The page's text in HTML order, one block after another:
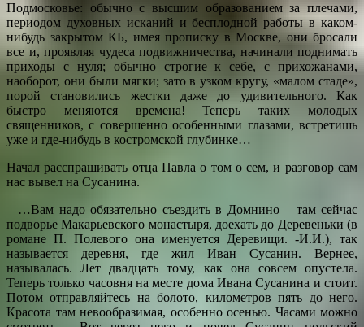
Подмосковье: обычно с высшим образованием за плечами,
периодом духовных исканий и бесплодной работы в каком-
нибудь закрытом КБ, имея прописку в Москве, они бросали
все и, проявляя чудеса подвижничества, начинали поднимать
приходы с нуля; обычно строгие к себе, с прихожанами,
наоборот, они были мягки; зато в узком кругу, «малом стаде»,
порой становились жестки даже до удивительного. Как
быстро меняются времена! Теперь таких молодых
священников, с совершенно особенными глазами, встретишь
уже и где-нибудь в костромской глубинке…
Начал расспрашивать отца Павла о том о сем, и разговор сам
нас вывел на Сусанина.
– …Вам надо обязательно съездить в Домнино – там сейчас
подворье Макарьевского монастыря, доехать до Деревеньки (в
романе П. Полевого она именуется Деревищи. -И.И.), так
называется деревня, где жил Иван Сусанин. Вернее,
называлась. Лет двадцать тому, как она совсем опустела.
Теперь только часовня на месте дома Ивана Сусанина и стоит.
Потом отправляйтесь на болото, километров пять до него.
Красота там невообразимая, особенно осенью. Часами можно